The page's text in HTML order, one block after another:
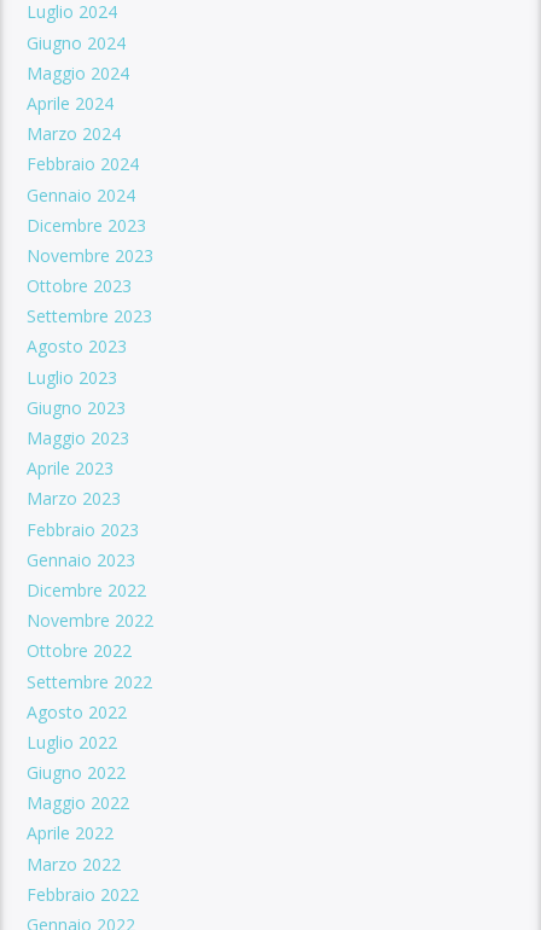
Luglio 2024
Giugno 2024
Maggio 2024
Aprile 2024
Marzo 2024
Febbraio 2024
Gennaio 2024
Dicembre 2023
Novembre 2023
Ottobre 2023
Settembre 2023
Agosto 2023
Luglio 2023
Giugno 2023
Maggio 2023
Aprile 2023
Marzo 2023
Febbraio 2023
Gennaio 2023
Dicembre 2022
Novembre 2022
Ottobre 2022
Settembre 2022
Agosto 2022
Luglio 2022
Giugno 2022
Maggio 2022
Aprile 2022
Marzo 2022
Febbraio 2022
Gennaio 2022